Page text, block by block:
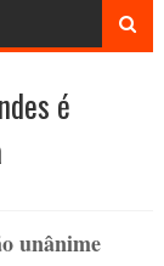
é
unânime